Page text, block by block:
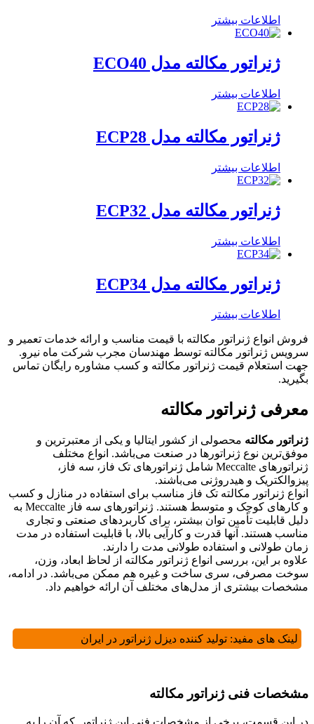
اطلاعات بیشتر
ژنراتور مکالته مدل ECO40
اطلاعات بیشتر
ژنراتور مکالته مدل ECP28
اطلاعات بیشتر
ژنراتور مکالته مدل ECP32
اطلاعات بیشتر
ژنراتور مکالته مدل ECP34
اطلاعات بیشتر
فروش انواع ژنراتور مکالته با قیمت مناسب و ارائه خدمات تعمیر و
سرویس ژنراتور مکالته توسط مهندسان مجرب شرکت ماه نیرو.
جهت استعلام قیمت ژنراتور مکالته و کسب مشاوره رایگان تماس
بگیرید.
معرفی ژنراتور مکالته
ژنراتور مکالته محصولی از کشور ایتالیا و یکی از معتبرترین و
موفق‌ترین نوع ژنراتورها در صنعت می‌باشد. انواع مختلف
ژنراتورهای Meccalte شامل ژنراتورهای تک فاز، سه فاز،
پیزوالکتریک و هیدروژنی می‌باشند.
انواع ژنراتور مکالته تک فاز مناسب برای استفاده در منازل و کسب
و کارهای کوچک و متوسط ​​هستند. ژنراتورهای سه فاز Meccalte به
دلیل قابلیت تأمین توان بیشتر، برای کاربردهای صنعتی و تجاری
مناسب هستند. آنها قدرت و کارآیی بالا، با قابلیت استفاده در مدت
زمان طولانی و استفاده طولانی مدت را دارند.
علاوه بر این، بررسی انواع ژنراتور مکالته از لحاظ ابعاد، وزن،
سوخت مصرفی، سری ساخت و غیره هم ممکن می‌باشد. در ادامه،
مشخصات بیشتری از مدل‌های مختلف آن ارائه خواهیم داد.
لینک های مفید: تولید کننده دیزل ژنراتور در ایران
مشخصات فنی ژنراتور مکالته
در این قسمت، برخی از مشخصات فنی این ژنراتور که آن را به